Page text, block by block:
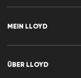
Größentabelle
Rücksendung
MEIN LLOYD
Wunschliste
ÜBER LLOYD